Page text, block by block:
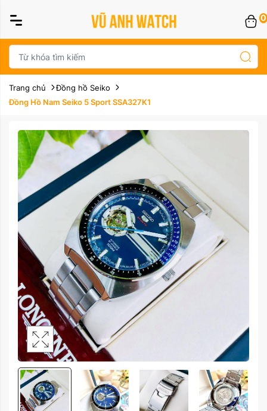
0
Trang chủ
Đồng hồ Seiko
Đồng Hồ Nam Seiko 5 Sport SSA327K1